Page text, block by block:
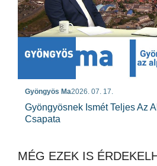
Gyöngyös Ma2026. 07. 17.
Gyöngyösnek Ismét Teljes Az
Csapata
MÉG EZEK IS